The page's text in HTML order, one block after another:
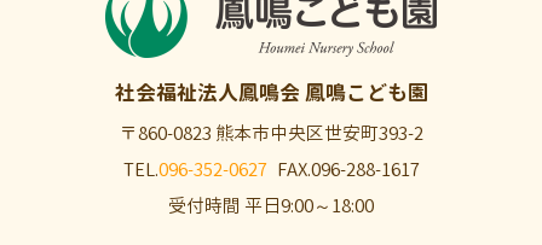
社会福祉法人鳳鳴会 鳳鳴こども園
〒860-0823 熊本市中央区世安町393-2
TEL.096-352-0627 FAX.096-288-1617
受付時間 平日9:00～18:00